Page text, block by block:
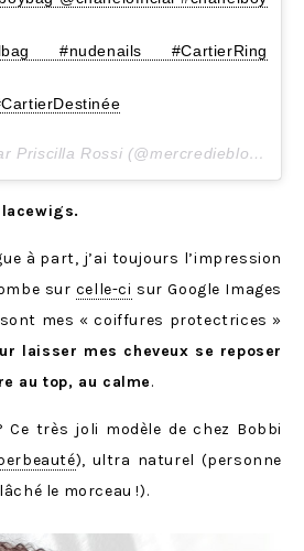
#nudenails #CartierRing
Une photo publiée par Priscilla Rossi (@mercredieblog) le
à part, j’ai toujours l’impression
sur celle-ci sur Google Images
sont mes « coiffures protectrices »
laisser mes cheveux se reposer
au top, au calme.
Ce très joli modèle de chez Bobbi
), ultra naturel (personne
le morceau !).